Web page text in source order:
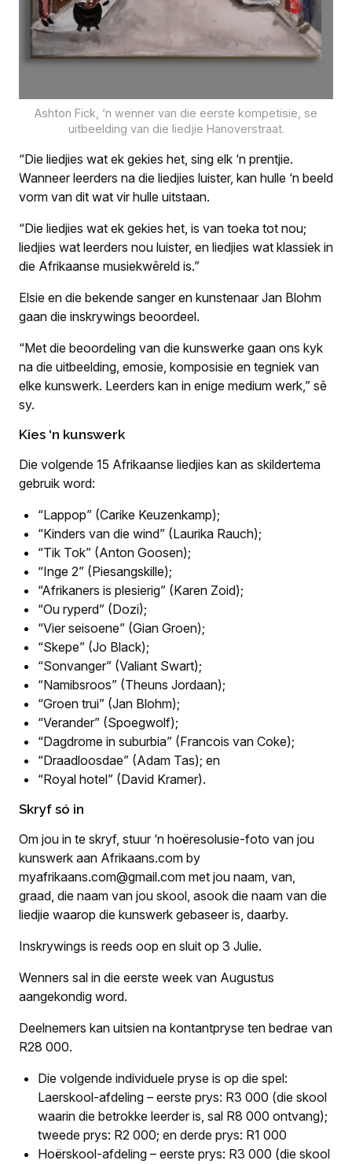
Ashton Fick, ‘n wenner van die eerste kompetisie, se
uitbeelding van die liedjie Hanoverstraat.
“Die liedjies wat ek gekies het, sing elk ‘n prentjie.
Wanneer leerders na die liedjies luister, kan hulle ‘n beeld
vorm van dit wat vir hulle uitstaan.
“Die liedjies wat ek gekies het, is van toeka tot nou;
liedjies wat leerders nou luister, en liedjies wat klassiek in
die Afrikaanse musiekwêreld is.”
Elsie en die bekende sanger en kunstenaar Jan Blohm
gaan die inskrywings beoordeel.
“Met die beoordeling van die kunswerke gaan ons kyk
na die uitbeelding, emosie, komposisie en tegniek van
elke kunswerk. Leerders kan in enige medium werk,” sê
sy.
Kies ‘n kunswerk
Die volgende 15 Afrikaanse liedjies kan as skildertema
gebruik word:
“Lappop” (Carike Keuzenkamp);
“Kinders van die wind” (Laurika Rauch);
“Tik Tok” (Anton Goosen);
“Inge 2” (Piesangskille);
“Afrikaners is plesierig” (Karen Zoid);
“Ou ryperd” (Dozi);
“Vier seisoene” (Gian Groen);
“Skepe” (Jo Black);
“Sonvanger” (Valiant Swart);
“Namibsroos” (Theuns Jordaan);
“Groen trui” (Jan Blohm);
“Verander” (Spoegwolf);
“Dagdrome in suburbia” (Francois van Coke);
“Draadloosdae” (Adam Tas); en
“Royal hotel” (David Kramer).
Skryf só in
Om jou in te skryf, stuur ‘n hoëresolusie-foto van jou
kunswerk aan Afrikaans.com by
myafrikaans.com@gmail.com met jou naam, van,
graad, die naam van jou skool, asook die naam van die
liedjie waarop die kunswerk gebaseer is, daarby.
Inskrywings is reeds oop en sluit op 3 Julie.
Wenners sal in die eerste week van Augustus
aangekondig word.
Deelnemers kan uitsien na kontantpryse ten bedrae van
R28 000.
Die volgende individuele pryse is op die spel:
Laerskool-afdeling – eerste prys: R3 000 (die skool
waarin die betrokke leerder is, sal R8 000 ontvang);
tweede prys: R2 000; en derde prys: R1 000
Hoërskool-afdeling – eerste prys: R3 000 (die skool